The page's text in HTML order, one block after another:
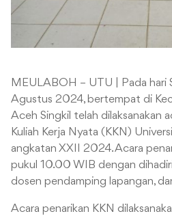
MEULABOH – UTU | Pada hari
Agustus 2024, bertempat di
Aceh Singkil telah dilaksanakan
Kuliah Kerja Nyata (KKN)
angkatan XXII 2024. Acara
pukul 10.00 WIB dengan
dosen pendamping lapangan,
Acara penarikan KKN